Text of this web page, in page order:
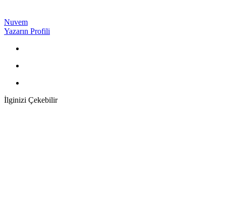
Nuvem
Yazarın Profili
İlginizi Çekebilir